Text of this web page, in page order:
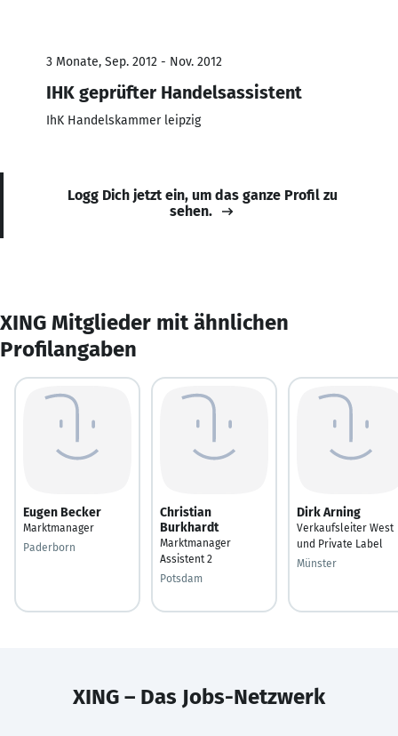
3 Monate, Sep. 2012 - Nov. 2012
IHK geprüfter Handelsassistent
IhK Handelskammer leipzig
Logg Dich jetzt ein, um das ganze Profil zu
sehen.
XING Mitglieder mit ähnlichen
Profilangaben
Eugen Becker
Marktmanager
Paderborn
Christian
Burkhardt
Marktmanager
Assistent 2
Potsdam
Dirk Arning
Verkaufsleiter West
und Private Label
Münster
XING – Das Jobs-Netzwerk